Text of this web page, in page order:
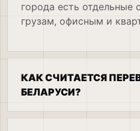
города есть
грузам, офисным и
КАК СЧИТАЕТСЯ
БЕЛАРУСИ?